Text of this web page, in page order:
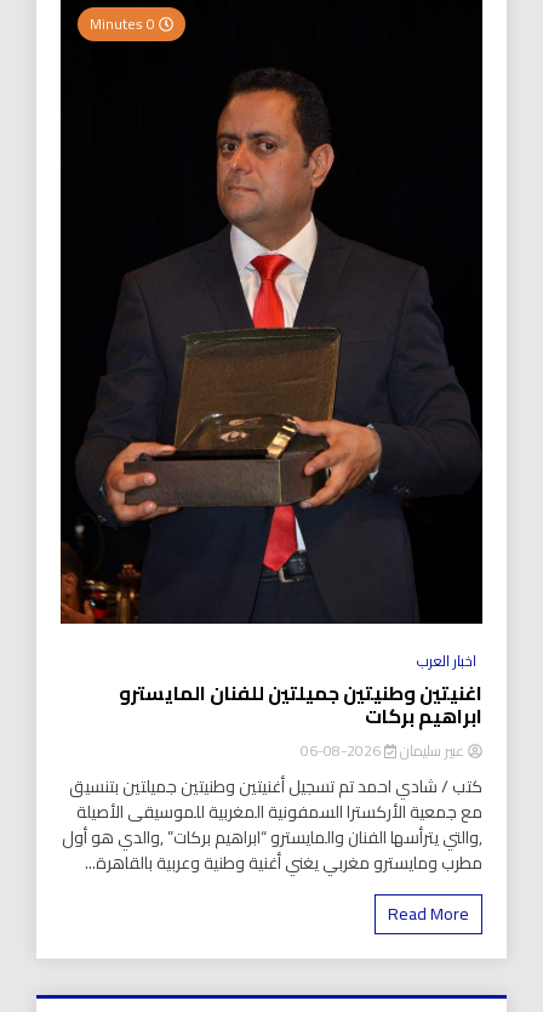
اخبار العرب
اغنيتين وطنيتين جميلتين للفنان المايسترو
ابراهيم بركات
عبير سليمان 2026-08-06
كتب / شادي احمد تم تسجيل أغنيتين وطنيتين جميلتين بتنسيق
مع جمعية الأركسترا السمفونية المغربية للموسيقى الأصيلة
,والتي يترأسها الفنان والمايسترو “ابراهيم بركات” ,والدي هو أول
مطرب ومايسترو مغربي يغني أغنية وطنية وعربية بالقاهرة...
Read More